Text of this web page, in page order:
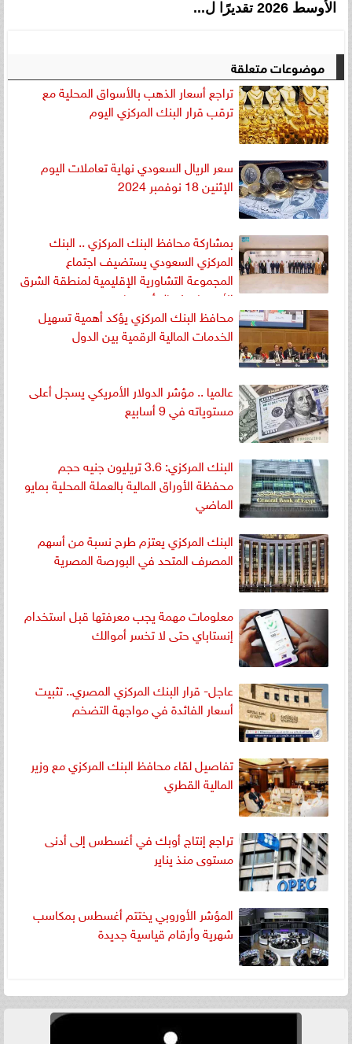
الأوسط 2026 تقديرًا ل...
موضوعات متعلقة
تراجع أسعار الذهب بالأسواق المحلية مع
ترقب قرار البنك المركزي اليوم
سعر الريال السعودي نهاية تعاملات اليوم
الإثنين 18 نوفمبر 2024
بمشاركة محافظ البنك المركزي .. البنك
المركزي السعودي يستضيف اجتماع
المجموعة التشاورية الإقليمية لمنطقة الشرق
الأوسط وشمال أفريقيا
محافظ البنك المركزي يؤكد أهمية تسهيل
الخدمات المالية الرقمية بين الدول
عالميا .. مؤشر الدولار الأمريكي يسجل أعلى
مستوياته في 9 أسابيع
البنك المركزي: 3.6 تريليون جنيه حجم
محفظة الأوراق المالية بالعملة المحلية بمايو
الماضي
البنك المركزي يعتزم طرح نسبة من أسهم
المصرف المتحد في البورصة المصرية
معلومات مهمة يجب معرفتها قبل استخدام
إنستاباي حتى لا تخسر أموالك
عاجل- قرار البنك المركزي المصري.. تثبيت
أسعار الفائدة في مواجهة التضخم
تفاصيل لقاء محافظ البنك المركزي مع وزير
المالية القطري
تراجع إنتاج أوبك في أغسطس إلى أدنى
مستوى منذ يناير
المؤشر الأوروبي يختتم أغسطس بمكاسب
شهرية وأرقام قياسية جديدة